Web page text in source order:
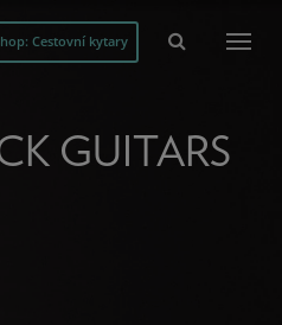
Cestovní kytary
GUITARS